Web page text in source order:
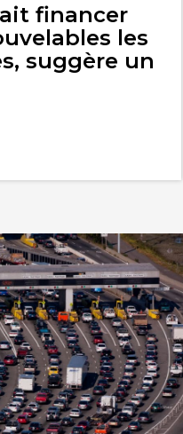
financer
les
suggère un